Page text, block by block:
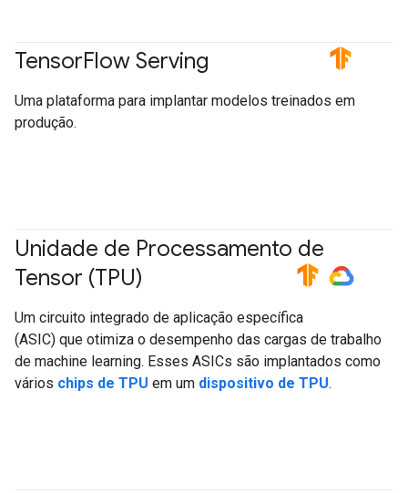
TensorFlow Serving #TensorFlow
Uma plataforma para implantar modelos treinados em
produção.
Unidade de Processamento de
Tensor (TPU)
#TensorFlow #GoogleCloud
Um circuito integrado de aplicação específica
(ASIC) que otimiza o desempenho das cargas de trabalho
de machine learning. Esses ASICs são implantados como
vários chips de TPU em um dispositivo de TPU.